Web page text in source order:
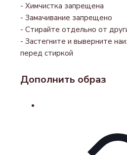
- Химчистка запрещена
- Замачивание запрещено
- Стирайте отдельно от
- Застегните и выверните
перед стиркой
Дополнить образ